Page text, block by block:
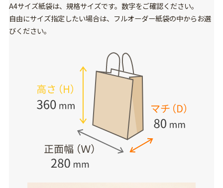
A4サイズ紙袋は、規格サイズです。数字をご確認ください。
自由にサイズ指定したい場合は、フルオーダー紙袋の中からお選
びください。